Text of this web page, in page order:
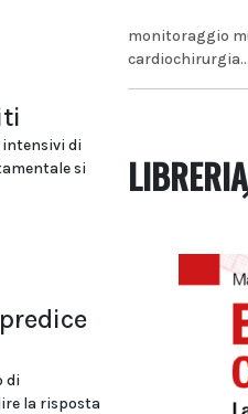
di
si
di
la risposta
monitoraggio
cardiochirurgia...
LIBRERIA